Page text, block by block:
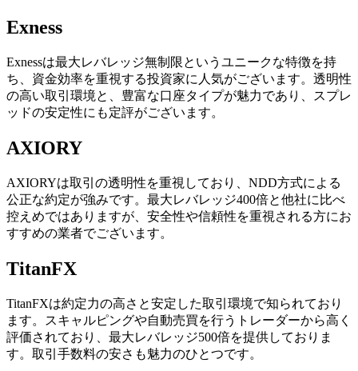
Exness
Exnessは最大レバレッジ無制限というユニークな特徴を持
ち、資金効率を重視する投資家に人気がございます。透明性
の高い取引環境と、豊富な口座タイプが魅力であり、スプレ
ッドの安定性にも定評がございます。
AXIORY
AXIORYは取引の透明性を重視しており、NDD方式による
公正な約定が強みです。最大レバレッジ400倍と他社に比べ
控えめではありますが、安全性や信頼性を重視される方にお
すすめの業者でございます。
TitanFX
TitanFXは約定力の高さと安定した取引環境で知られており
ます。スキャルピングや自動売買を行うトレーダーから高く
評価されており、最大レバレッジ500倍を提供しておりま
す。取引手数料の安さも魅力のひとつです。